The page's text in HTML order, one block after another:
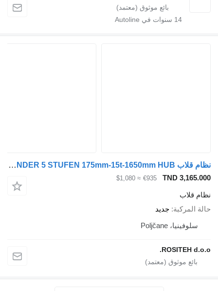
14 سنوات في Autoline
نظام قلاب Meiller KIPPER ZYLINDER 5 STUFEN 175mm-15t-1650mm HUB لـ مقطورة Meiller
TND 3,165.000
€935
≈ $1,080
نظام قلاب
حالة المركبة جديد
سلوفينيا، Poljčane
ROSITEH d.o.o.